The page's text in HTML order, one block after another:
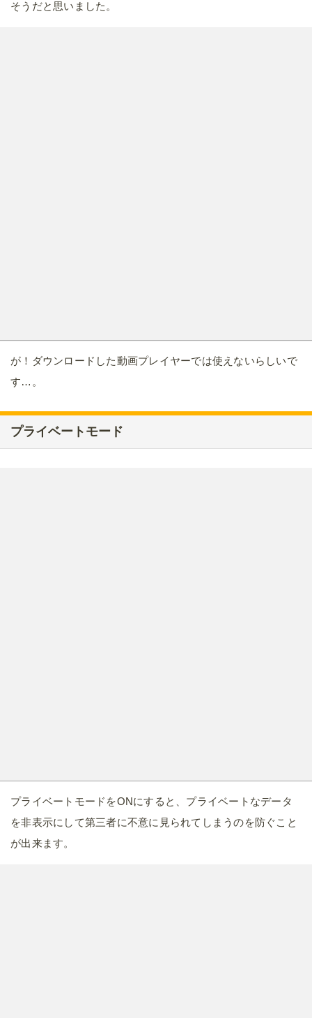
そうだと思いました。
が！ダウンロードした動画プレイヤーでは使えないらしいで
す…。
プライベートモード
プライベートモードをONにすると、プライベートなデータ
を非表示にして第三者に不意に見られてしまうのを防ぐこと
が出来ます。